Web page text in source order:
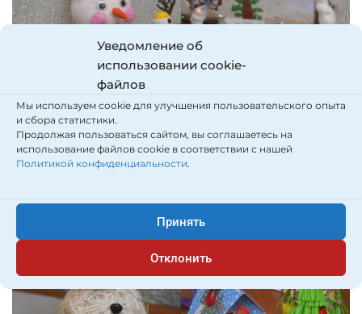
Уведомление об
использовании cookie-
файлов
Мы используем cookie для улучшения пользовательского опыта
и сбора статистики.
Продолжая пользоваться сайтом, вы соглашаетесь на
использование файлов cookie в соответствии с нашей
Политикой конфиденциальности.
Принять
Отклонить